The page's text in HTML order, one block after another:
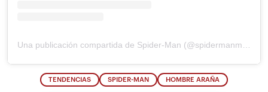
Una publicación compartida de Spider-Man (@spidermanmovie)
TENDENCIAS SPIDER-MAN HOMBRE ARAÑA